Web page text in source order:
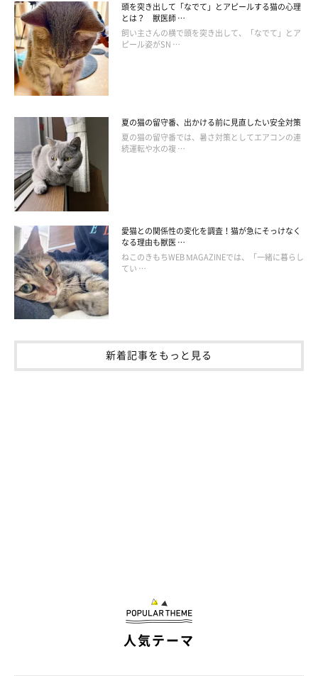
④トンネルの中で…
頭を突き出して「なでて」とアピールする猫の心理
とは？ 獣医師 …
飼い主さんの横で頭を突き出して、「なでて」とア
ピール姿がSN …
夏の猫の留守番、出かける前に見直したい安全対策
夏の猫の留守番では、暑さ対策としてエアコンの連
続運転や水の複 …
愛猫との関係性の変化を調査！猫が急にそっけなく
なる理由も獣医 …
ねこのきもちWEB MAGAZINEでは、「一緒に暮らし
てい …
新着記事をもっと見る
人気テーマ